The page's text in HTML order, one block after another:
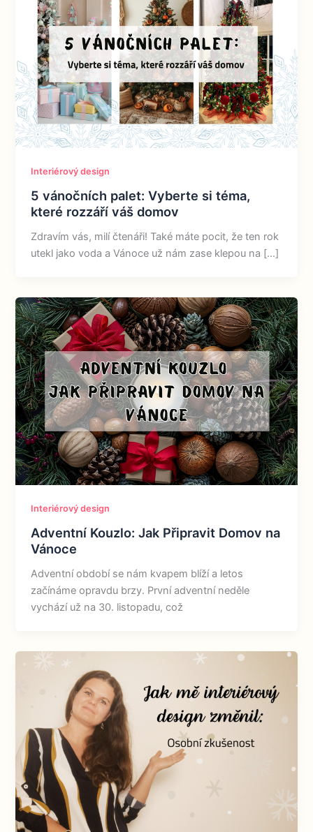
Interiérový design
5 vánočních palet: Vyberte si téma,
které rozzáří váš domov
Zdravím vás, milí čtenáři! Také máte pocit, že ten rok
utekl jako voda a Vánoce už nám zase klepou na […]
Interiérový design
Adventní Kouzlo: Jak Připravit Domov na
Vánoce
Adventní období se nám kvapem blíží a letos
začínáme opravdu brzy. První adventní neděle
vychází už na 30. listopadu, což